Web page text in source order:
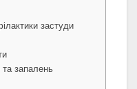
застуди
запалень